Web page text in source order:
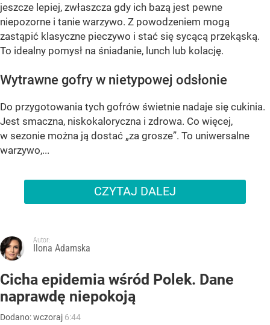
jeszcze lepiej, zwłaszcza gdy ich bazą jest pewne
niepozorne i tanie warzywo. Z powodzeniem mogą
zastąpić klasyczne pieczywo i stać się sycącą przekąską.
To idealny pomysł na śniadanie, lunch lub kolację.
Wytrawne gofry w nietypowej odsłonie
Do przygotowania tych gofrów świetnie nadaje się cukinia.
Jest smaczna, niskokaloryczna i zdrowa. Co więcej,
w sezonie można ją dostać „za grosze”. To uniwersalne
warzywo,...
CZYTAJ DALEJ
Autor:
Ilona Adamska
Cicha epidemia wśród Polek. Dane
naprawdę niepokoją
Dodano:wczoraj 6:44